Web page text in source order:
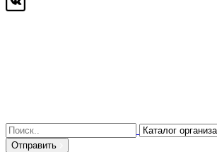
Search
for:
Отправить